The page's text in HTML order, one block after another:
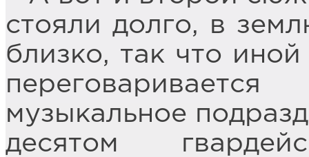
стояли долго, в
близко, так что
музыкальное
десятом